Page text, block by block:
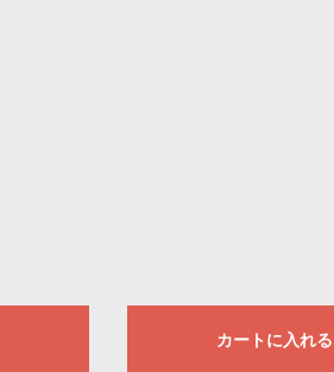
カートに入れる